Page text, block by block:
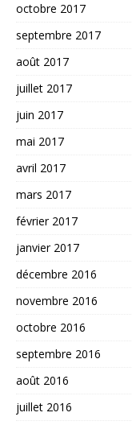
octobre 2017
septembre 2017
août 2017
juillet 2017
juin 2017
mai 2017
avril 2017
mars 2017
février 2017
janvier 2017
décembre 2016
novembre 2016
octobre 2016
septembre 2016
août 2016
juillet 2016